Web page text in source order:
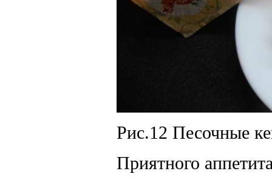
Рис.12 Песочные
Приятного